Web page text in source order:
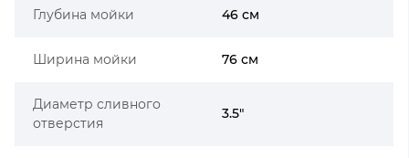
Глубина мойки 46 см
Ширина мойки 76 см
Диаметр сливного
отверстия
3.5"